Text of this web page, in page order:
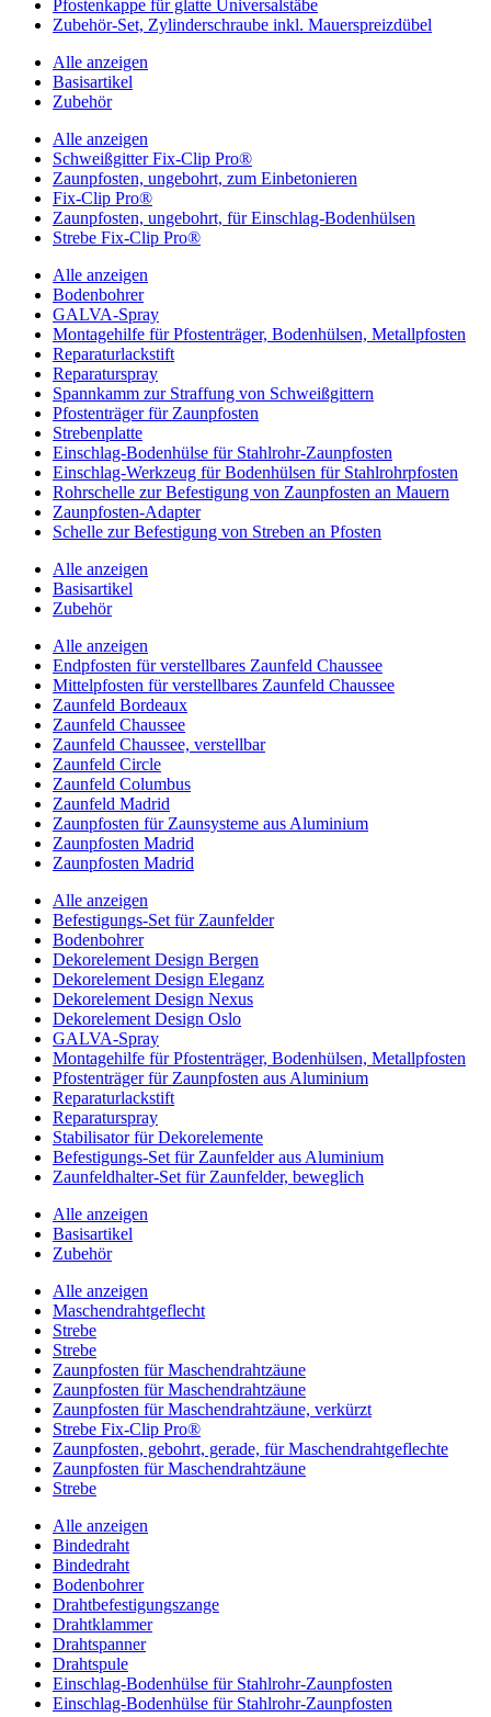
Pfostenkappe für glatte Universalstäbe
Zubehör-Set, Zylinderschraube inkl. Mauerspreizdübel
Alle anzeigen
Basisartikel
Zubehör
Alle anzeigen
Schweißgitter Fix-Clip Pro®
Zaunpfosten, ungebohrt, zum Einbetonieren
Fix-Clip Pro®
Zaunpfosten, ungebohrt, für Einschlag-Bodenhülsen
Strebe Fix-Clip Pro®
Alle anzeigen
Bodenbohrer
GALVA-Spray
Montagehilfe für Pfostenträger, Bodenhülsen, Metallpfosten
Reparaturlackstift
Reparaturspray
Spannkamm zur Straffung von Schweißgittern
Pfostenträger für Zaunpfosten
Strebenplatte
Einschlag-Bodenhülse für Stahlrohr-Zaunpfosten
Einschlag-Werkzeug für Bodenhülsen für Stahlrohrpfosten
Rohrschelle zur Befestigung von Zaunpfosten an Mauern
Zaunpfosten-Adapter
Schelle zur Befestigung von Streben an Pfosten
Alle anzeigen
Basisartikel
Zubehör
Alle anzeigen
Endpfosten für verstellbares Zaunfeld Chaussee
Mittelpfosten für verstellbares Zaunfeld Chaussee
Zaunfeld Bordeaux
Zaunfeld Chaussee
Zaunfeld Chaussee, verstellbar
Zaunfeld Circle
Zaunfeld Columbus
Zaunfeld Madrid
Zaunpfosten für Zaunsysteme aus Aluminium
Zaunpfosten Madrid
Zaunpfosten Madrid
Alle anzeigen
Befestigungs-Set für Zaunfelder
Bodenbohrer
Dekorelement Design Bergen
Dekorelement Design Eleganz
Dekorelement Design Nexus
Dekorelement Design Oslo
GALVA-Spray
Montagehilfe für Pfostenträger, Bodenhülsen, Metallpfosten
Pfostenträger für Zaunpfosten aus Aluminium
Reparaturlackstift
Reparaturspray
Stabilisator für Dekorelemente
Befestigungs-Set für Zaunfelder aus Aluminium
Zaunfeldhalter-Set für Zaunfelder, beweglich
Alle anzeigen
Basisartikel
Zubehör
Alle anzeigen
Maschendrahtgeflecht
Strebe
Strebe
Zaunpfosten für Maschendrahtzäune
Zaunpfosten für Maschendrahtzäune
Zaunpfosten für Maschendrahtzäune, verkürzt
Strebe Fix-Clip Pro®
Zaunpfosten, gebohrt, gerade, für Maschendrahtgeflechte
Zaunpfosten für Maschendrahtzäune
Strebe
Alle anzeigen
Bindedraht
Bindedraht
Bodenbohrer
Drahtbefestigungszange
Drahtklammer
Drahtspanner
Drahtspule
Einschlag-Bodenhülse für Stahlrohr-Zaunpfosten
Einschlag-Bodenhülse für Stahlrohr-Zaunpfosten